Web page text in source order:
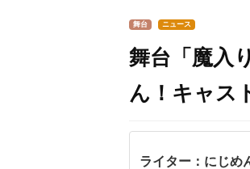
舞台 ニュース
舞台「魔入
ん！キャス
ライター：にじめ